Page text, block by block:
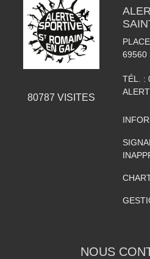
80787 VISITES
69560
TÉL. :
NOUS